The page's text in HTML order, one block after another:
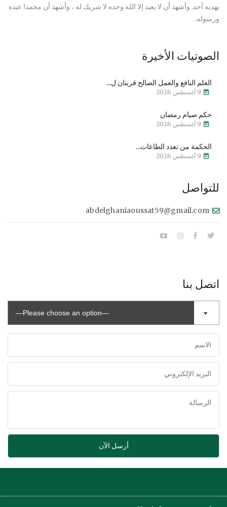
يهديه أحد. وأشهد أن لا يعبد إلا الله وحده لا شريك له ، وأشهد أن محمدا عبده
ورسوله.
الصوتيات الأخيرة
العلم النافع والعمل الصالح قرينان ل...
9 أغسطس 2026
حكم صيام رمضان
9 أغسطس 2026
الحكمة من تعدد الطاعات...
9 أغسطس 2026
للتواصل
abdelghaniaoussat59@gmail.com
اتصل بنا